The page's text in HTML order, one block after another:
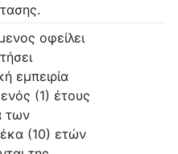
οφείλει
εμπειρία
(1) έτους
των
(10) ετών